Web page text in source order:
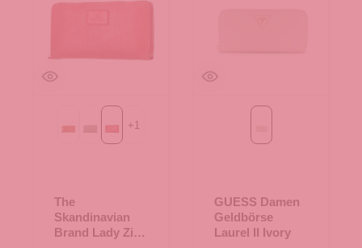
Cognacmintrot
+ 1
The
Skandinavian
Brand Lady Zip
GUESS Damen
Geldbörse
Laurel II Ivory